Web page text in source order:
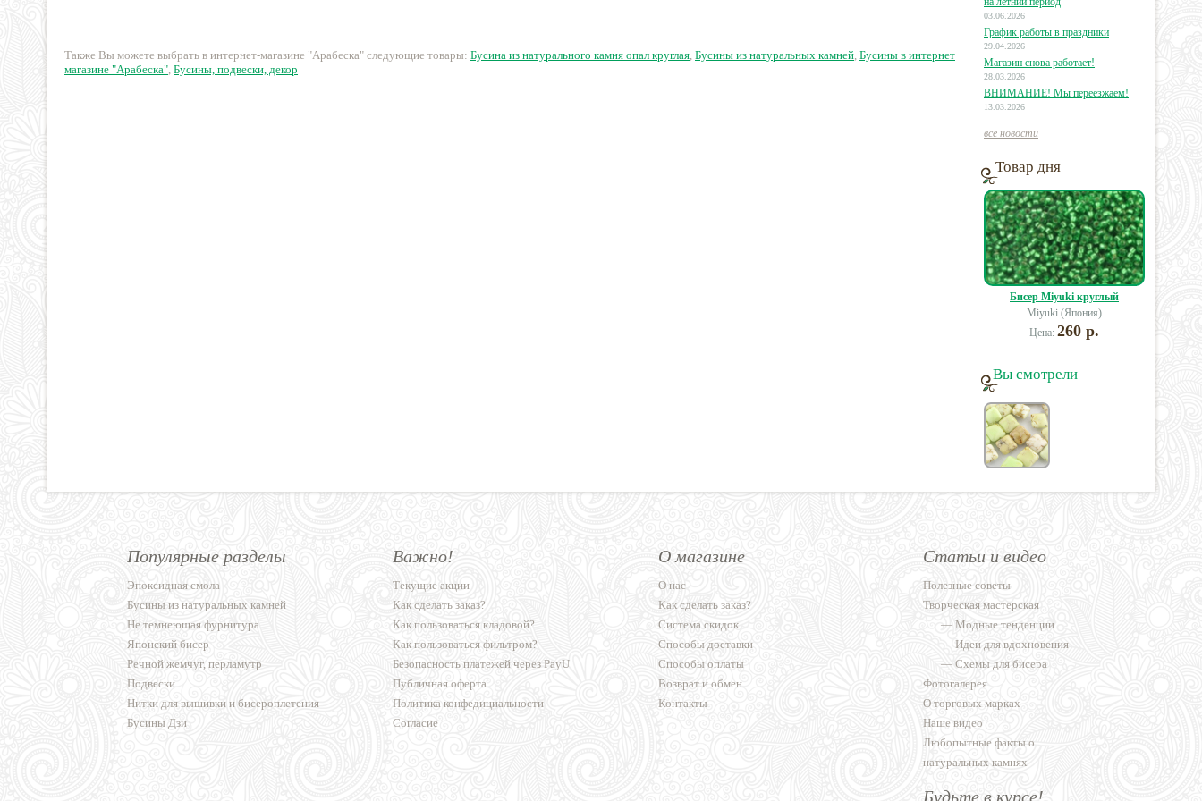
93 руб. 12 руб.
Также Вы можете выбрать в интернет-магазине "Арабеска" следующие товары: Бусина из натурального камня опал круглая, Бусины из натуральных камней, Бусины в интернет
магазине "Арабеска", Бусины, подвески, декор
03.06.2026
График работы в праздники
29.04.2026
Магазин снова работает!
28.03.2026
ВНИМАНИЕ! Мы переезжаем!
13.03.2026
все новости
Товар дня
Бисер Miyuki круглый
Miyuki (Япония)
Цена: 260 р.
Вы смотрели
Популярные разделы
Эпоксидная смола
Бусины из натуральных камней
Не темнеющая фурнитура
Японский бисер
Речной жемчуг, перламутр
Подвески
Нитки для вышивки и бисероплетения
Бусины Дзи
Важно!
Текущие акции
Как сделать заказ?
Как пользоваться кладовой?
Как пользоваться фильтром?
Безопасность платежей через PayU
Публичная оферта
Политика конфедициальности
Согласие
О магазине
О нас
Как сделать заказ?
Система скидок
Способы доставки
Способы оплаты
Возврат и обмен
Контакты
Статьи и видео
Полезные советы
Творческая мастерская
—Модные тенденции
—Идеи для вдохновения
—Схемы для бисера
Фотогалерея
О торговых марках
Наше видео
Любопытные факты о
натуральных камнях
Будьте в курсе!